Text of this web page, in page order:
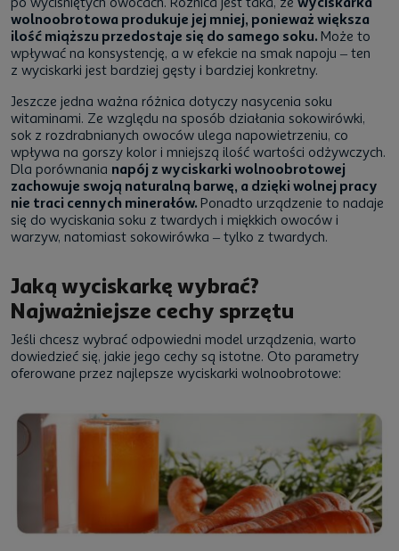
wolnoobrotowa produkuje jej mniej, ponieważ większa
ilość miąższu przedostaje się do samego soku. Może to
wpływać na konsystencję, a w efekcie na smak napoju – ten
z wyciskarki jest bardziej gęsty i bardziej konkretny.
Jeszcze jedna ważna różnica dotyczy nasycenia soku
witaminami. Ze względu na sposób działania sokowirówki,
sok z rozdrabnianych owoców ulega napowietrzeniu, co
wpływa na gorszy kolor i mniejszą ilość wartości odżywczych.
Dla porównania napój z wyciskarki wolnoobrotowej
zachowuje swoją naturalną barwę, a dzięki wolnej pracy
nie traci cennych minerałów. Ponadto urządzenie to nadaje
się do wyciskania soku z twardych i miękkich owoców i
warzyw, natomiast sokowirówka – tylko z twardych.
Jaką wyciskarkę wybrać?
Najważniejsze cechy sprzętu
Jeśli chcesz wybrać odpowiedni model urządzenia, warto
dowiedzieć się, jakie jego cechy są istotne. Oto parametry
oferowane przez najlepsze wyciskarki wolnoobrotowe: